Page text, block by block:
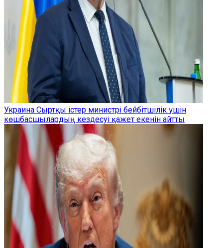
Украина Сыртқы істер министрі бейбітшілік үшін
көшбасшылардың кездесуі қажет екенін айтты